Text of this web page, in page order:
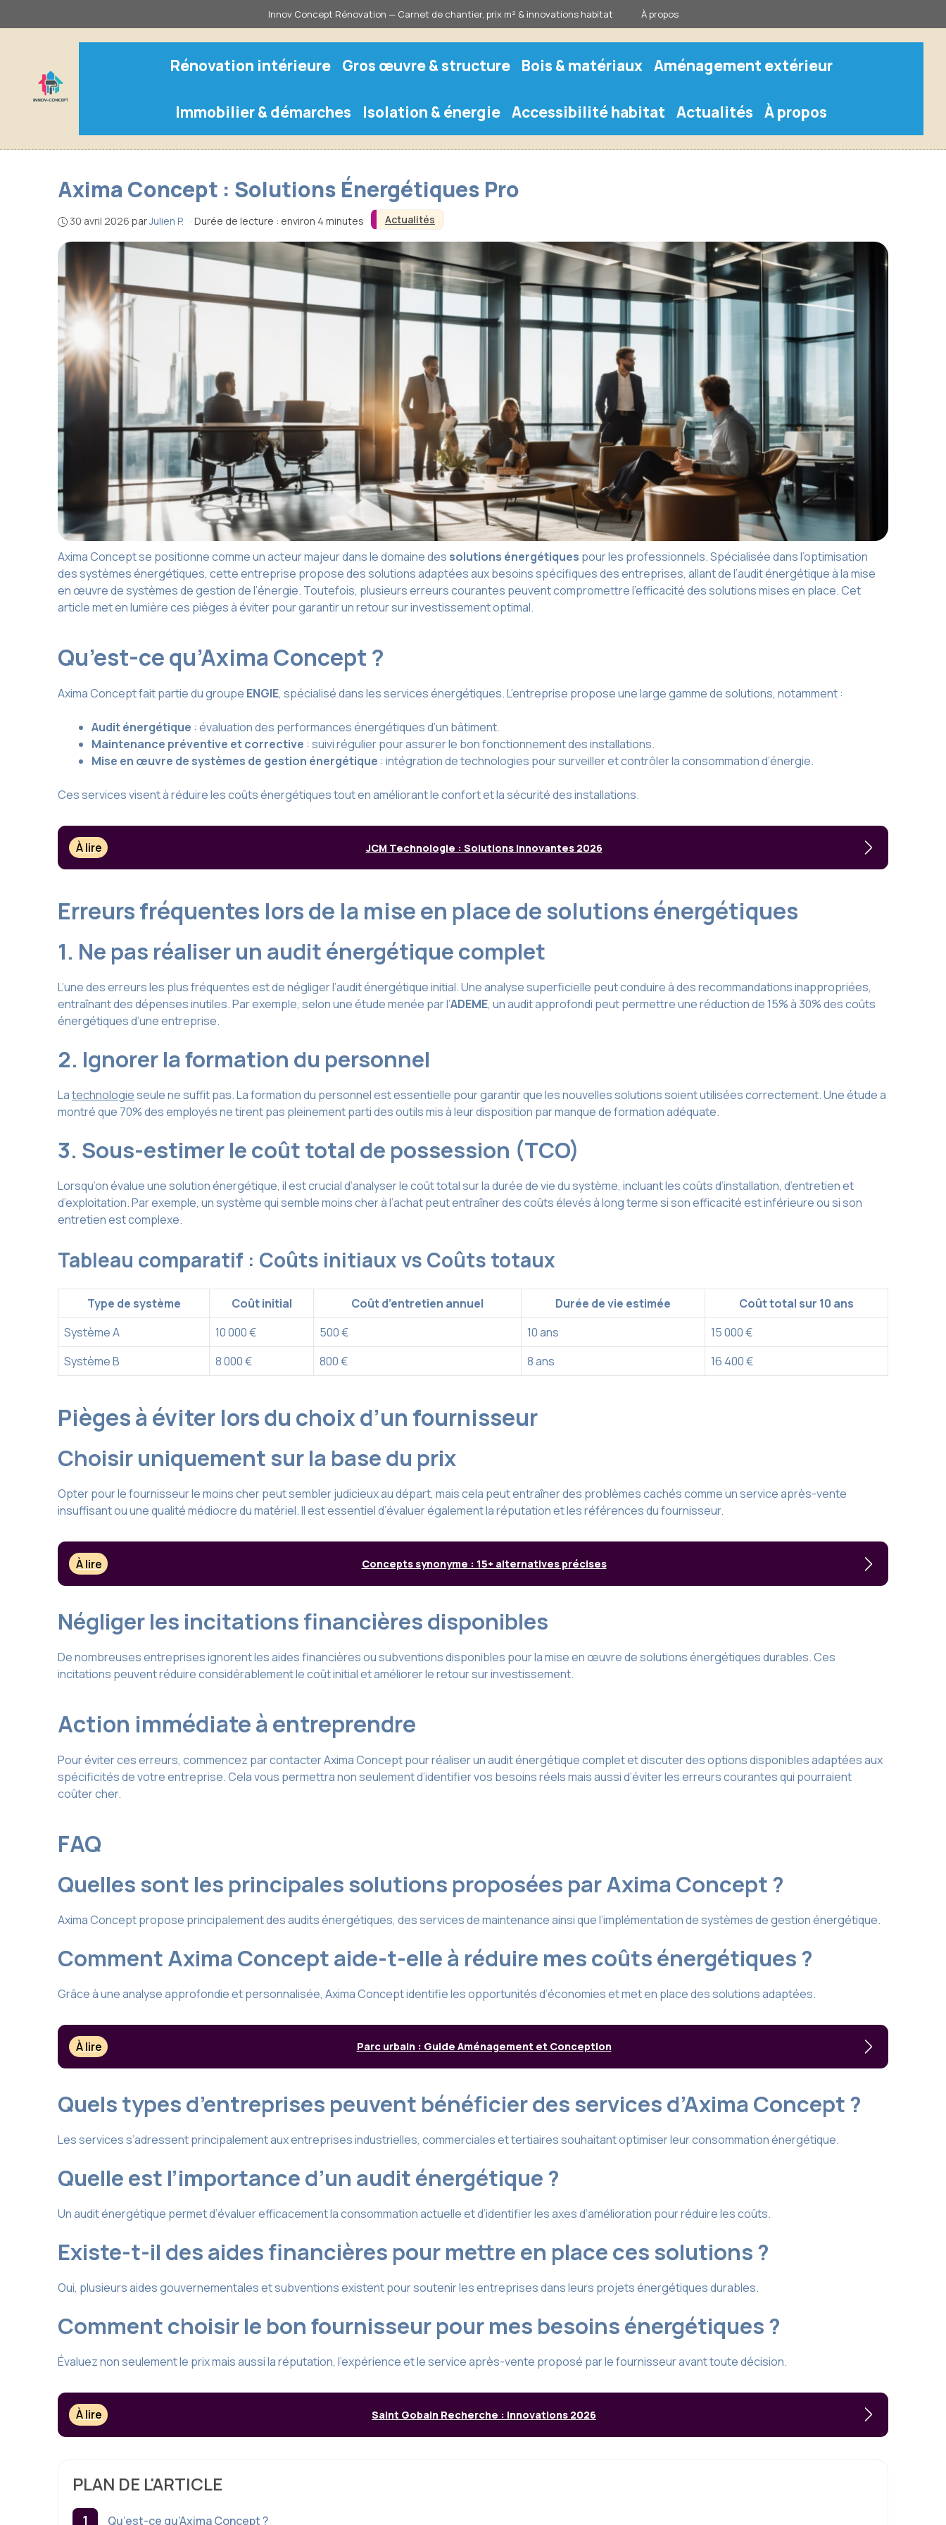
au
Innov Concept Rénovation — Carnet de chantier, prix m² & innovations habitat À propos
Rénovation intérieure Gros œuvre & structure Bois & matériaux Aménagement extérieur
Immobilier & démarches Isolation & énergie Accessibilité habitat Actualités À propos
Actualités
Axima Concept : Solutions Énergétiques Pro
30 avril 2026 parJulien P. · Durée de lecture : environ 4 minutes
Axima Concept se positionne comme un acteur majeur dans le domaine des solutions énergétiques pour les professionnels. Spécialisée dans l’optimisation
des systèmes énergétiques, cette entreprise propose des solutions adaptées aux besoins spécifiques des entreprises, allant de l’audit énergétique à la mise
en œuvre de systèmes de gestion de l’énergie. Toutefois, plusieurs erreurs courantes peuvent compromettre l’efficacité des solutions mises en place. Cet
article met en lumière ces pièges à éviter pour garantir un retour sur investissement optimal.
Qu’est-ce qu’Axima Concept ?
Axima Concept fait partie du groupe ENGIE, spécialisé dans les services énergétiques. L’entreprise propose une large gamme de solutions, notamment :
Audit énergétique : évaluation des performances énergétiques d’un bâtiment.
Maintenance préventive et corrective : suivi régulier pour assurer le bon fonctionnement des installations.
Mise en œuvre de systèmes de gestion énergétique : intégration de technologies pour surveiller et contrôler la consommation d’énergie.
Ces services visent à réduire les coûts énergétiques tout en améliorant le confort et la sécurité des installations.
À lire JCM Technologie : Solutions Innovantes 2026
Erreurs fréquentes lors de la mise en place de solutions énergétiques
1. Ne pas réaliser un audit énergétique complet
L’une des erreurs les plus fréquentes est de négliger l’audit énergétique initial. Une analyse superficielle peut conduire à des recommandations inappropriées,
entraînant des dépenses inutiles. Par exemple, selon une étude menée par l’ADEME, un audit approfondi peut permettre une réduction de 15% à 30% des coûts
énergétiques d’une entreprise.
2. Ignorer la formation du personnel
Latechnologieseule ne suffit pas. La formation du personnel est essentielle pour garantir que les nouvelles solutions soient utilisées correctement. Une étude a
montré que 70% des employés ne tirent pas pleinement parti des outils mis à leur disposition par manque de formation adéquate.
3. Sous-estimer le coût total de possession (TCO)
Lorsqu’on évalue une solution énergétique, il est crucial d’analyser le coût total sur la durée de vie du système, incluant les coûts d’installation, d’entretien et
d’exploitation. Par exemple, un système qui semble moins cher à l’achat peut entraîner des coûts élevés à long terme si son efficacité est inférieure ou si son
entretien est complexe.
Tableau comparatif : Coûts initiaux vs Coûts totaux
Type de système Coût initial Coût d’entretien annuel Durée de vie estimée
Coût total sur 10 ans
Système A
10 000 € 500 € 10 ans
15 000 €
Système B
8 000 € 800 € 8 ans 16 400 €
Pièges à éviter lors du choix d’un fournisseur
Choisir uniquement sur la base du prix
Opter pour le fournisseur le moins cher peut sembler judicieux au départ, mais cela peut entraîner des problèmes cachés comme un service après-vente
insuffisant ou une qualité médiocre du matériel. Il est essentiel d’évaluer également la réputation et les références du fournisseur.
À lire Concepts synonyme : 15+ alternatives précises
Négliger les incitations financières disponibles
De nombreuses entreprises ignorent les aides financières ou subventions disponibles pour la mise en œuvre de solutions énergétiques durables. Ces
incitations peuvent réduire considérablement le coût initial et améliorer le retour sur investissement.
Action immédiate à entreprendre
Pour éviter ces erreurs, commencez par contacter Axima Concept pour réaliser un audit énergétique complet et discuter des options disponibles adaptées aux
spécificités de votre entreprise. Cela vous permettra non seulement d’identifier vos besoins réels mais aussi d’éviter les erreurs courantes qui pourraient
coûter cher.
FAQ
Quelles sont les principales solutions proposées par Axima Concept ?
Axima Concept propose principalement des audits énergétiques, des services de maintenance ainsi que l’implémentation de systèmes de gestion énergétique.
Comment Axima Concept aide-t-elle à réduire mes coûts énergétiques ?
Grâce à une analyse approfondie et personnalisée, Axima Concept identifie les opportunités d’économies et met en place des solutions adaptées.
À lire Parc urbain : Guide Aménagement et Conception
Quels types d’entreprises peuvent bénéficier des services d’Axima Concept ?
Les services s’adressent principalement aux entreprises industrielles, commerciales et tertiaires souhaitant optimiser leur consommation énergétique.
Quelle est l’importance d’un audit énergétique ?
Un audit énergétique permet d’évaluer efficacement la consommation actuelle et d’identifier les axes d’amélioration pour réduire les coûts.
Existe-t-il des aides financières pour mettre en place ces solutions ?
Oui, plusieurs aides gouvernementales et subventions existent pour soutenir les entreprises dans leurs projets énergétiques durables.
Comment choisir le bon fournisseur pour mes besoins énergétiques ?
Évaluez non seulement le prix mais aussi la réputation, l’expérience et le service après-vente proposé par le fournisseur avant toute décision.
À lire Saint Gobain Recherche : Innovations 2026
PLAN DE L'ARTICLE
Qu’est-ce qu’Axima Concept ?